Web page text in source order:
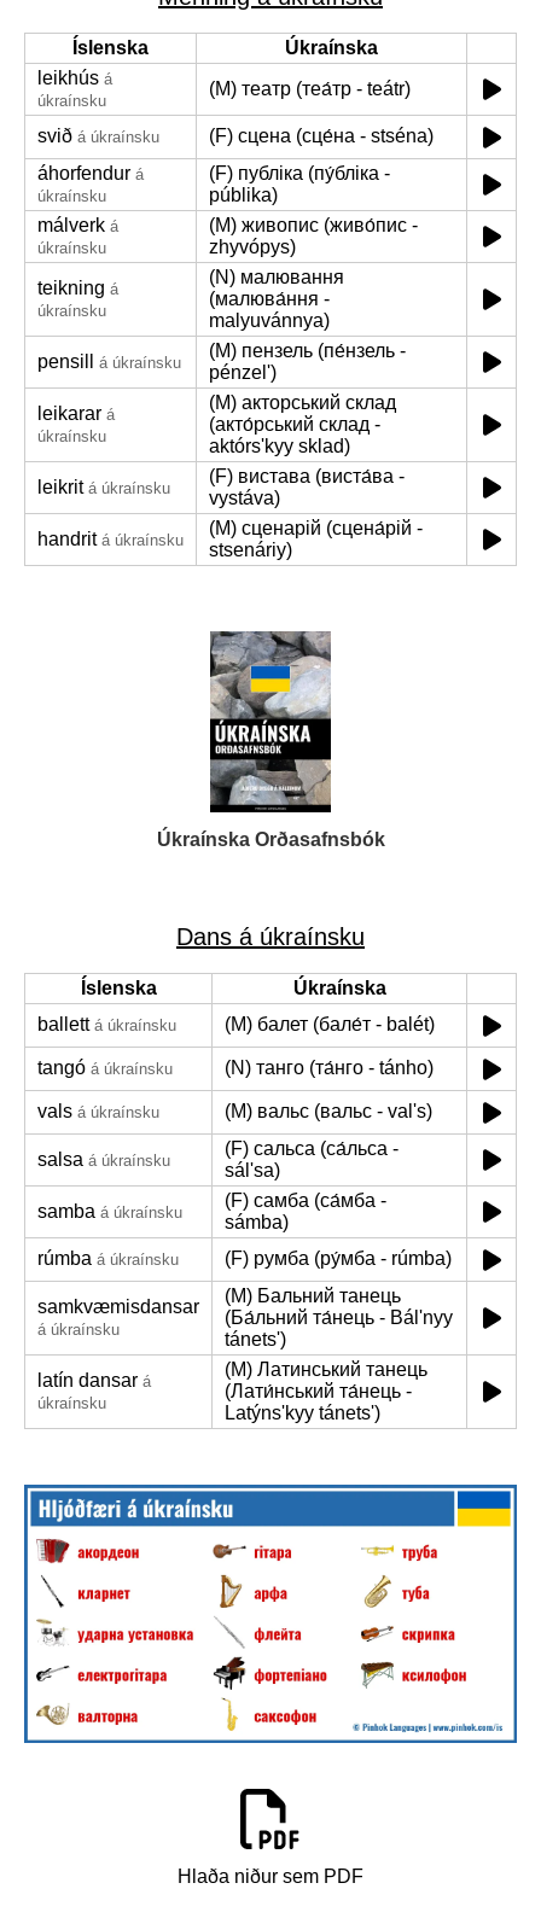
Íslenska
Úkraínska
leikhús á
úkraínsku
(M) театр (теа́тр - teátr)
svið á úkraínsku
(F) сцена (сце́на - stséna)
áhorfendur á
úkraínsku
(F) публіка (пу́бліка -
públika)
málverk á
úkraínsku
(M) живопис (живо́пис -
zhyvópys)
teikning á
úkraínsku
(N) малювання
(малюва́ння -
malyuvánnya)
pensill
á úkraínsku
(M) пензель (пе́нзель -
pénzelʹ)
leikarar á
úkraínsku
(M) акторський склад
(акто́рський склад -
aktórsʹkyy sklad)
leikrit á úkraínsku
(F) вистава (виста́ва -
vystáva)
handrit á úkraínsku
(M) сценарій (сцена́рій -
stsenáriy)
Úkraínska Orðasafnsbók
Dans á úkraínsku
Íslenska
Úkraínska
ballett á úkraínsku (M) балет (бале́т - balét)
tangó á úkraínsku (N) танго (та́нго - tánho)
vals á úkraínsku (M) вальс (вальс - valʹs)
salsa á úkraínsku
(F) сальса (са́льса -
sálʹsa)
samba á úkraínsku
(F) самба (са́мба -
sámba)
rúmba á úkraínsku (F) румба (ру́мба - rúmba)
samkvæmisdansar
á úkraínsku
(M) Бальний танець
(Ба́льний та́нець - Bálʹnyy
tánetsʹ)
latín dansar á
úkraínsku
(M) Латинський танець
(Лати́нський та́нець -
Latýnsʹkyy tánetsʹ)
Hlaða niður sem PDF